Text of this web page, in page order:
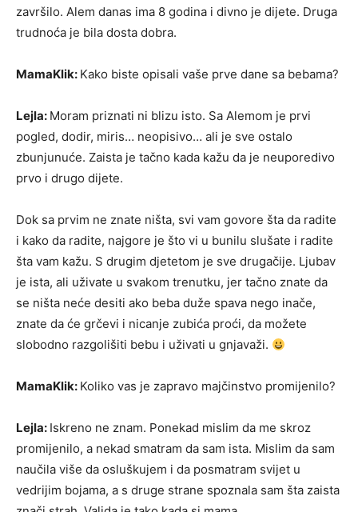
završilo. Alem danas ima 8 godina i divno je dijete. Druga
trudnoća je bila dosta dobra.
MamaKlik: Kako biste opisali vaše prve dane sa bebama?
Lejla: Moram priznati ni blizu isto. Sa Alemom je prvi
pogled, dodir, miris… neopisivo… ali je sve ostalo
zbunjunuće. Zaista je tačno kada kažu da je neuporedivo
prvo i drugo dijete.
Dok sa prvim ne znate ništa, svi vam govore šta da radite
i kako da radite, najgore je što vi u bunilu slušate i radite
šta vam kažu. S drugim djetetom je sve drugačije. Ljubav
je ista, ali uživate u svakom trenutku, jer tačno znate da
se ništa neće desiti ako beba duže spava nego inače,
znate da će grčevi i nicanje zubića proći, da možete
slobodno razgolišiti bebu i uživati u gnjavaži.
MamaKlik: Koliko vas je zapravo majčinstvo promijenilo?
Lejla: Iskreno ne znam. Ponekad mislim da me skroz
promijenilo, a nekad smatram da sam ista. Mislim da sam
naučila više da osluškujem i da posmatram svijet u
vedrijim bojama, a s druge strane spoznala sam šta zaista